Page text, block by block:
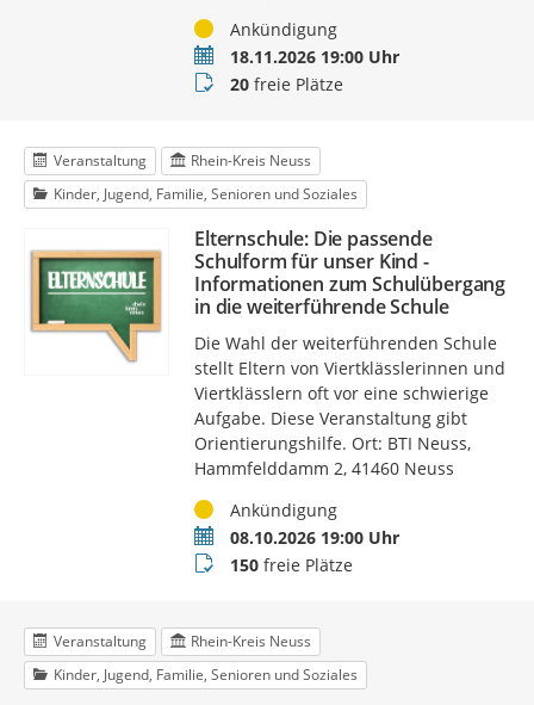
StatusAnkündigung
Termin18.11.2026 19:00 Uhr
Buchungsstatus
20freie Plätze
Veranstaltung
Rhein-Kreis Neuss
Kinder, Jugend, Familie, Senioren und Soziales
Elternschule: Die passende
Schulform für unser Kind -
Informationen zum Schulübergang
in die weiterführende Schule
Die Wahl der weiterführenden Schule
stellt Eltern von Viertklässlerinnen und
Viertklässlern oft vor eine schwierige
Aufgabe. Diese Veranstaltung gibt
Orientierungshilfe. Ort: BTI Neuss,
Hammfelddamm 2, 41460 Neuss
StatusAnkündigung
Termin08.10.2026 19:00 Uhr
Buchungsstatus
150freie Plätze
Veranstaltung
Rhein-Kreis Neuss
Kinder, Jugend, Familie, Senioren und Soziales